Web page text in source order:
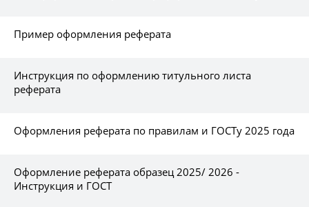
Пример оформления реферата
Инструкция по оформлению титульного листа
реферата
Оформления реферата по правилам и ГОСТу 2025 года
Оформление реферата образец 2025/ 2026 -
Инструкция и ГОСТ